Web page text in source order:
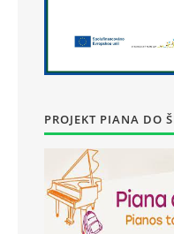
PROJEKT PIANA DO